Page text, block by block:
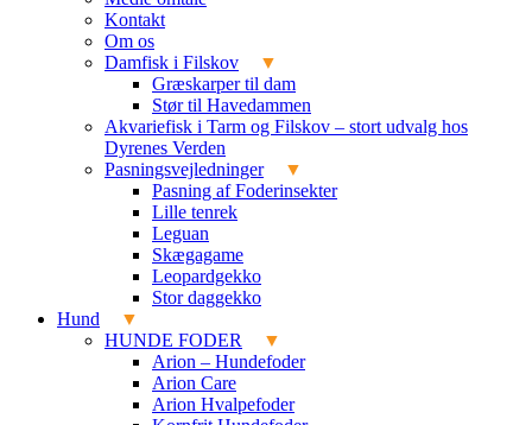
Kontakt
Om os
Damfisk i Filskov
Græskarper til dam
Stør til Havedammen
Akvariefisk i Tarm og Filskov – stort udvalg hos
Dyrenes Verden
Pasningsvejledninger
Pasning af Foderinsekter
Lille tenrek
Leguan
Skægagame
Leopardgekko
Stor daggekko
Hund
HUNDE FODER
Arion – Hundefoder
Arion Care
Arion Hvalpefoder